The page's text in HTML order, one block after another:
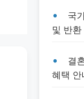
국
및 반
결
혜택 안